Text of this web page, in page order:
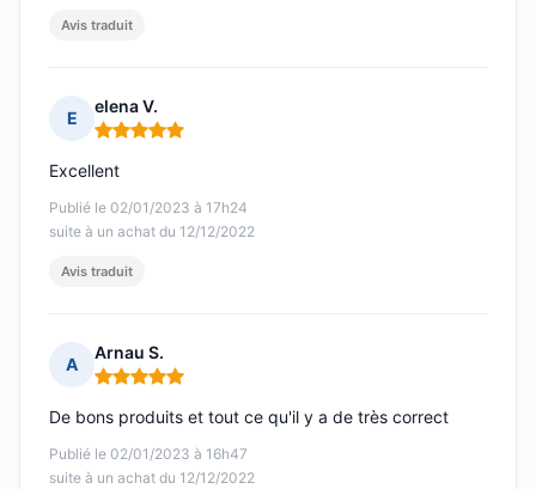
Avis traduit
E
elena V.
Note : 5 sur 5
Publié le 02/01/2023 à 17h24
suite à un achat du 12/12/2022
Excellent
Avis traduit
A
Arnau S.
Note : 5 sur 5
Publié le 02/01/2023 à 16h47
suite à un achat du 12/12/2022
De bons produits et tout ce qu'il y a de très correct